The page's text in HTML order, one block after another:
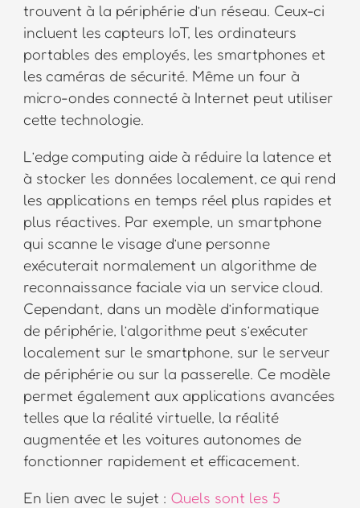
trouvent à la périphérie d’un réseau. Ceux-ci
incluent les capteurs IoT, les ordinateurs
portables des employés, les smartphones et
les caméras de sécurité. Même un four à
micro-ondes connecté à Internet peut utiliser
cette technologie.
L’edge computing aide à réduire la latence et
à stocker les données localement, ce qui rend
les applications en temps réel plus rapides et
plus réactives. Par exemple, un smartphone
qui scanne le visage d’une personne
exécuterait normalement un algorithme de
reconnaissance faciale via un service cloud.
Cependant, dans un modèle d’informatique
de périphérie, l’algorithme peut s’exécuter
localement sur le smartphone, sur le serveur
de périphérie ou sur la passerelle. Ce modèle
permet également aux applications avancées
telles que la réalité virtuelle, la réalité
augmentée et les voitures autonomes de
fonctionner rapidement et efficacement.
En lien avec le sujet : Quels sont les 5